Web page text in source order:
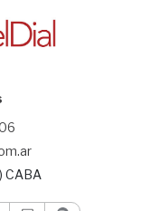
CABA